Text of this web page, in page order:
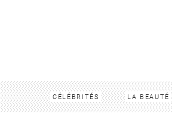
CÉLÉBRITÉS LA BEAUTÉ